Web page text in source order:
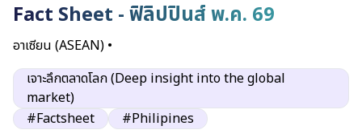
Fact Sheet - ฟิลิปปินส์ พ.ค. 69
อาเซียน (ASEAN) •
เจาะลึกตลาดโลก (Deep insight into the global
market)
#Factsheet
#Philipines